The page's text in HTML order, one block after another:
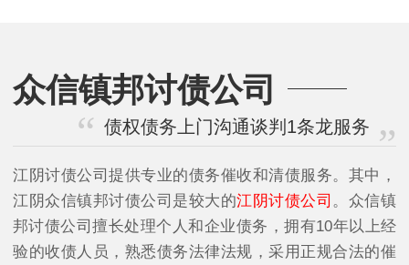
众信镇邦讨债公司
债权债务上门沟通谈判1条龙服务
江阴讨债公司提供专业的债务催收和清债服务。其中，
江阴众信镇邦讨债公司是较大的江阴讨债公司 。众信镇
邦讨债公司擅长处理个人和企业债务，拥有10年以上经
验的收债人员，熟悉债务法律法规，采用正规合法的催